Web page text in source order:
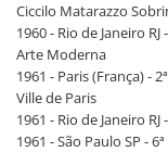
Ciccilo Matarazzo
1960 - Rio de Janeiro
Arte Moderna
1961 - Paris (França) -
Ville de Paris
1961 - Rio de Janeiro
1961 - São Paulo SP -